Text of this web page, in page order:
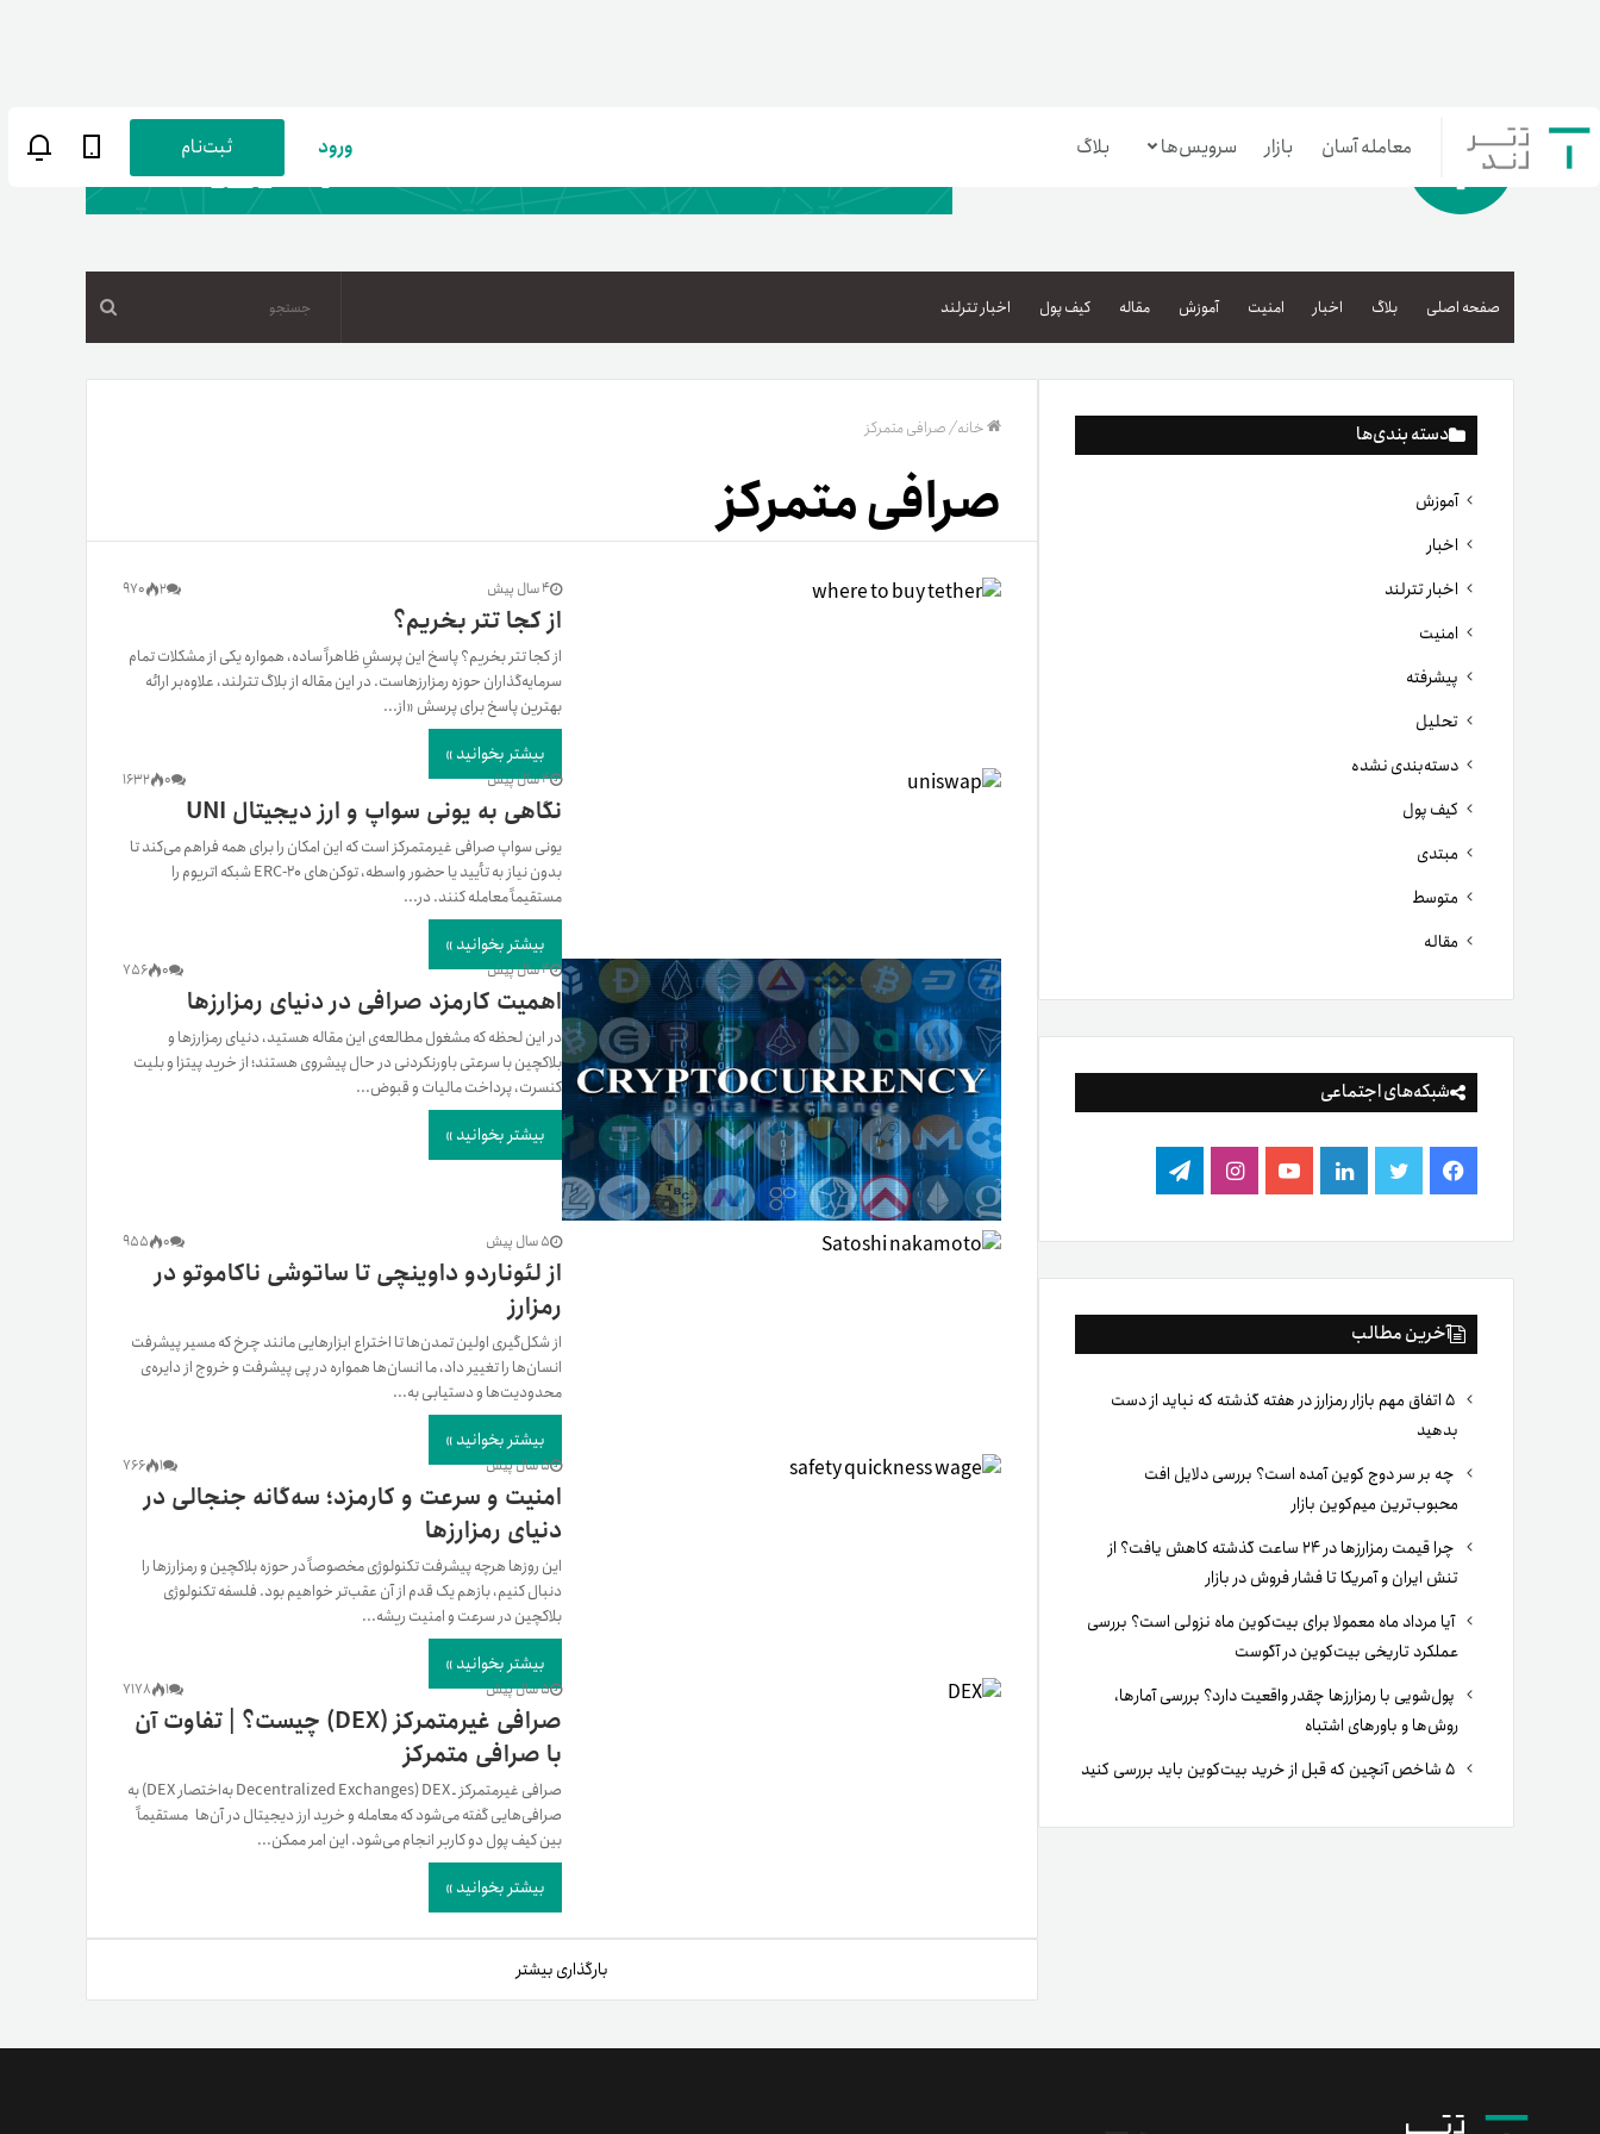
معامله آسان بازار سرویس‌ها
بازار تترلند
سرمایه‌گذاری آسان
پاداش کیف‌پول تومانی
مهر تترلند
بلاگ
زبان پارسی
تنظیمات
خروج
ورود ثبت‌نام
صفحه اصلی بلاگ اخبار امنیت آموزش مقاله کیف پول اخبار تترلند
دسته بندی‌ها
آموزش
اخبار
اخبار تترلند
امنیت
پیشرفته
تحلیل
دسته‌بندی نشده
کیف پول
مبتدی
متوسط
مقاله
شبکه‌های اجتماعی
فیس
بوک
توییتر لینکدینیوتیوباینستاگرام
تلگرام
آخرین مطالب
۵ اتفاق مهم بازار رمزارز در هفته گذشته که نباید از دست
بدهید
چه بر سر دوج کوین آمده است؟ بررسی دلایل افت
محبوب‌ترین میم‌کوین بازار
چرا قیمت رمزارزها در ۲۴ ساعت گذشته کاهش یافت؟ از
تنش ایران و آمریکا تا فشار فروش در بازار
آیا مرداد ماه معمولا برای بیت‌کوین ماه نزولی است؟ بررسی
عملکرد تاریخی بیت‌کوین در آگوست
پول‌شویی با رمزارزها چقدر واقعیت دارد؟ بررسی آمارها،
روش‌ها و باورهای اشتباه
خانه/صرافی متمرکز
صرافی متمرکز
4 سال پیش 2
970
از کجا تتر بخریم؟
از کجا تتر بخریم؟ پاسخ این پرسشِ ظاهراً ساده، همواره یکی از مشکلات تمام
سرمایه‌گذاران حوزه رمزارزهاست. در این مقاله از بلاگ تترلند، علاوه‌بر ارائه
بهترین پاسخ برای پرسش «از...
بیشتر بخوانید »
4 سال پیش 0
1632
نگاهی به یونی ‌سواپ و ارز دیجیتال UNI
یونی سواپ صرافی غیرمتمرکز است که این امکان را برای همه فراهم می‌کند تا
بدون نیاز به تأیید یا حضور واسطه، توکن‌های ERC-20 شبکه اتریوم را
مستقیماً معامله کنند. در...
بیشتر بخوانید »
4 سال پیش 0
756
اهمیت کارمزد صرافی در دنیای رمزارزها
در این لحظه که مشغول مطالعه‌ی این مقاله هستید، دنیای رمزارزها و
بلاکچین با سرعتی باورنکردنی در حال پیشروی هستند؛ از خرید پیتزا و بلیت
کنسرت، پرداخت مالیات و قبوض...
بیشتر بخوانید »
5 سال پیش 0
955
از لئوناردو داوینچی تا ساتوشی ناکاموتو در
رمزارز
از شکل‌گیری اولین تمدن‌ها تا اختراع ابزارهایی مانند چرخ که مسیر پیشرفت
انسان‌ها را تغییر داد، ما انسان‌ها همواره در پی پیشرفت و خروج از دایره‌ی
محدودیت‌‌ها و دستیابی به...
بیشتر بخوانید »
5 سال پیش 1
766
امنیت و سرعت و کارمزد؛ سه‌گانه‌ جنجالی در
دنیای رمزارزها
این روزها هرچه پیشرفت تکنولوژی مخصوصاً در حوزه بلاکچین و رمزارز‌ها را
دنبال کنیم، بازهم یک قدم از آن عقب‌تر خواهیم بود. فلسفه تکنولوژی
بلاکچین در سرعت و امنیت ریشه...
بیشتر بخوانید »
5 سال پیش 1
7178
صرافی غیرمتمرکز (DEX) چیست؟ | تفاوت آن
با صرافی متمرکز
صرافی غیرمتمرکز ـ DEX (Decentralized Exchanges به‌اختصار DEX) به
صرافی‌هایی گفته می‌شود که معامله و خرید ارز دیجیتال در آن‌ها مستقیماً
بین کیف پول دو کاربر انجام می‌شود. این امر ممکن...
بیشتر بخوانید »
بارگذاری بیشتر